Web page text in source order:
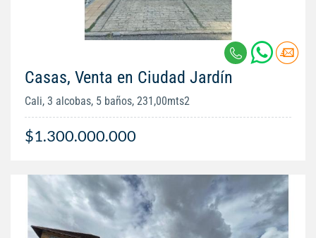
Casas, Venta en Ciudad Jardín
Cali, 3 alcobas, 5 baños, 231,00mts2
$1.300.000.000